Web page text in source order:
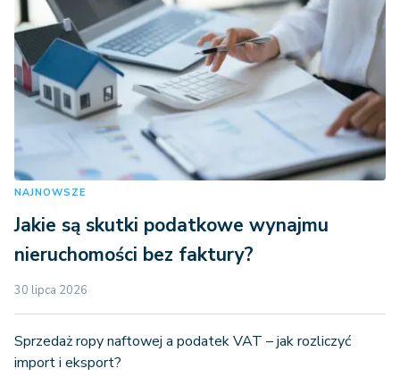
NAJNOWSZE
Jakie są skutki podatkowe wynajmu
nieruchomości bez faktury?
30 lipca 2026
Sprzedaż ropy naftowej a podatek VAT – jak rozliczyć
import i eksport?